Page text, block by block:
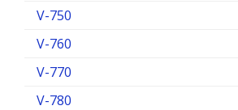
V-750
V-760
V-770
V-780